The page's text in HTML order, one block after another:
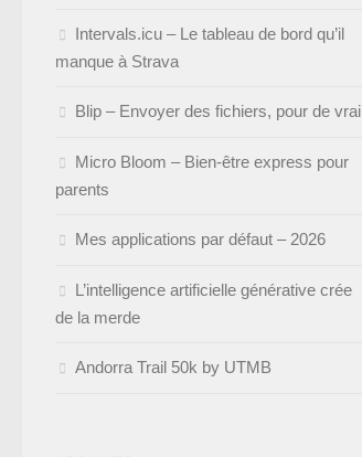
Intervals.icu – Le tableau de bord qu’il
manque à Strava
Blip – Envoyer des fichiers, pour de vrai
Micro Bloom – Bien-être express pour
parents
Mes applications par défaut – 2026
L’intelligence artificielle générative crée
de la merde
Andorra Trail 50k by UTMB